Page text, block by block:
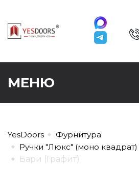
МЕНЮ
YesDoors
Фурнитура
Ручки "Люкс" (моно квадрат)
Бари (Графит)